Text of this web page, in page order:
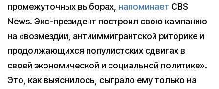
промежуточных выборах, напоминает CBS
News. Экс-президент построил свою кампанию
на «возмездии, антииммигрантской риторике и
продолжающихся популистских сдвигах в
своей экономической и социальной политике».
Это, как выяснилось, сыграло ему только на